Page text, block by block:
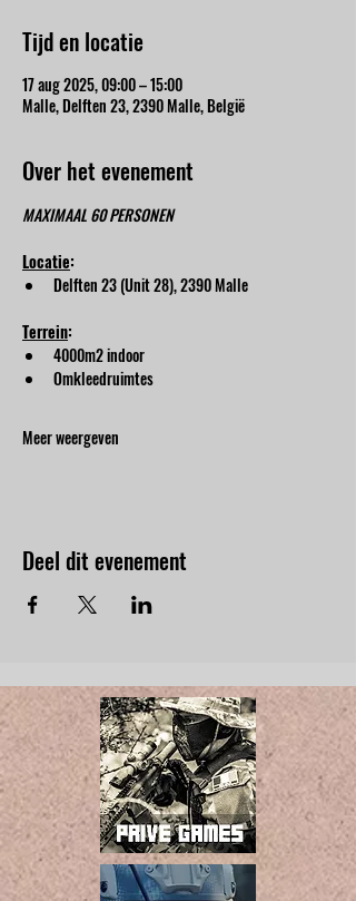
Tijd en locatie
17 aug 2025, 09:00 – 15:00
Malle, Delften 23, 2390 Malle, België
Over het evenement
MAXIMAAL 60 PERSONEN
Locatie:
Delften 23 (Unit 28), 2390 Malle
Terrein:
4000m2 indoor
Omkleedruimtes
Meer weergeven
Deel dit evenement